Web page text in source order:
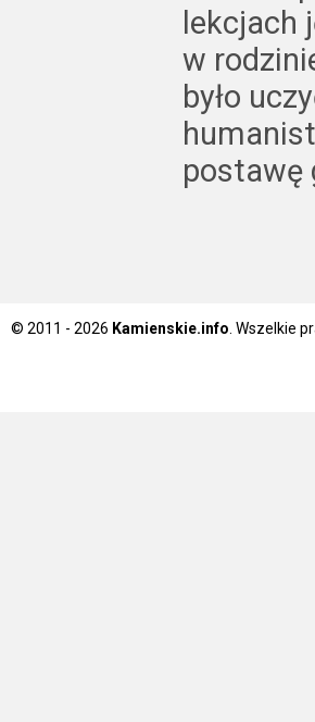
lekcjach
w
było
postawę
© 2011 - 2026 Kamienskie.info . Wszelkie